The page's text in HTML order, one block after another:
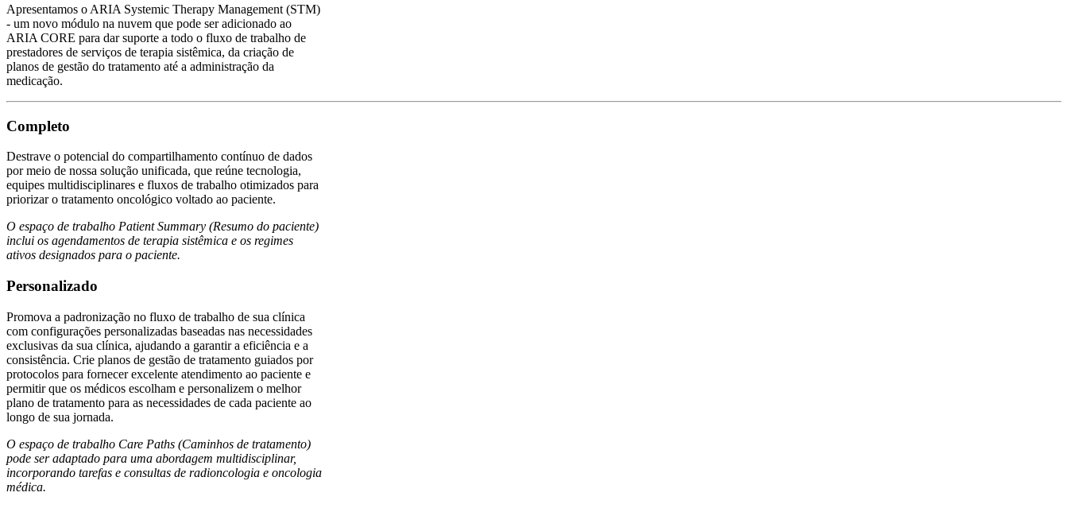
Apresentamos o ARIA Systemic Therapy Management (STM)
- um novo módulo na nuvem que pode ser adicionado ao
ARIA CORE para dar suporte a todo o fluxo de trabalho de
prestadores de serviços de terapia sistêmica, da criação de
planos de gestão do tratamento até a administração da
medicação.
Completo
Destrave o potencial do compartilhamento contínuo de dados
por meio de nossa solução unificada, que reúne tecnologia,
equipes multidisciplinares e fluxos de trabalho otimizados para
priorizar o tratamento oncológico voltado ao paciente.
O espaço de trabalho Patient Summary (Resumo do paciente)
inclui os agendamentos de terapia sistêmica e os regimes
ativos designados para o paciente.
Personalizado
Promova a padronização no fluxo de trabalho de sua clínica
com configurações personalizadas baseadas nas necessidades
exclusivas da sua clínica, ajudando a garantir a eficiência e a
consistência. Crie planos de gestão de tratamento guiados por
protocolos para fornecer excelente atendimento ao paciente e
permitir que os médicos escolham e personalizem o melhor
plano de tratamento para as necessidades de cada paciente ao
longo de sua jornada.
O espaço de trabalho Care Paths (Caminhos de tratamento)
pode ser adaptado para uma abordagem multidisciplinar,
incorporando tarefas e consultas de radioncologia e oncologia
médica.